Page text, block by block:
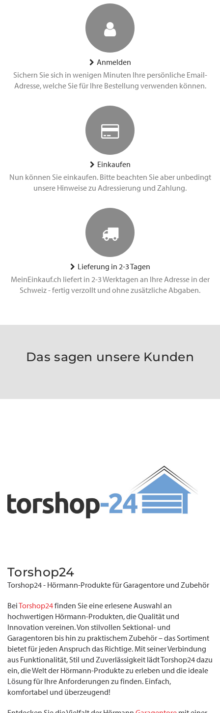
Anmelden
Sichern Sie sich in wenigen Minuten Ihre persönliche Email-
Adresse, welche Sie für Ihre Bestellung verwenden können.
Einkaufen
Nun können Sie einkaufen. Bitte beachten Sie aber unbedingt
unsere Hinweise zu Adressierung und Zahlung.
Lieferung in 2-3 Tagen
MeinEinkauf.ch liefert in 2-3 Werktagen an Ihre Adresse in der
Schweiz - fertig verzollt und ohne zusätzliche Abgaben.
Das sagen unsere Kunden
Torshop24
Torshop24 - Hörmann-Produkte für Garagentore und Zubehör
BeiTorshop24finden Sie eine erlesene Auswahl an
hochwertigen Hörmann-Produkten, die Qualität und
Innovation vereinen. Von stilvollen Sektional- und
Garagentoren bis hin zu praktischem Zubehör – das Sortiment
bietet für jeden Anspruch das Richtige. Mit seiner Verbindung
aus Funktionalität, Stil und Zuverlässigkeit lädt Torshop24 dazu
ein, die Welt der Hörmann-Produkte zu erleben und die ideale
Lösung für Ihre Anforderungen zu finden. Einfach,
komfortabel und überzeugend!